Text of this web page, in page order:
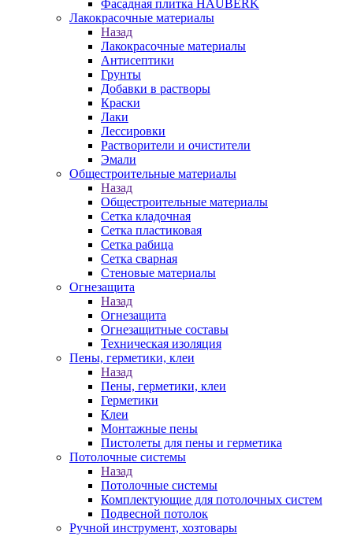
Фасадная плитка HAUBERK
Лакокрасочные материалы
Назад
Лакокрасочные материалы
Антисептики
Грунты
Добавки в растворы
Краски
Лаки
Лессировки
Растворители и очистители
Эмали
Общестроительные материалы
Назад
Общестроительные материалы
Сетка кладочная
Сетка пластиковая
Сетка рабица
Сетка сварная
Стеновые материалы
Огнезащита
Назад
Огнезащита
Огнезащитные составы
Техническая изоляция
Пены, герметики, клеи
Назад
Пены, герметики, клеи
Герметики
Клеи
Монтажные пены
Пистолеты для пены и герметика
Потолочные системы
Назад
Потолочные системы
Комплектующие для потолочных систем
Подвесной потолок
Ручной инструмент, хозтовары